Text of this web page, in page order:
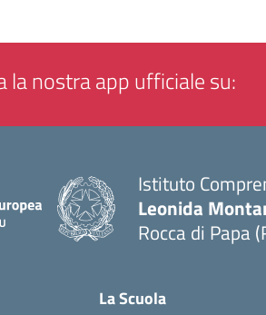
la nostra app ufficiale su:
Istituto
Leonida
Rocca di Papa
La Scuola